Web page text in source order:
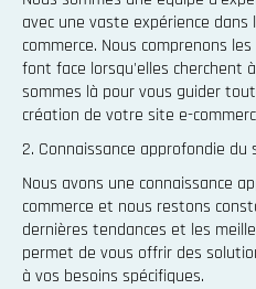
avec une vaste expérience
commerce. Nous comprenons
font face lorsqu'elles cherchent
sommes là pour vous guider
création de votre site e-
2. Connaissance approfondie du
Nous avons une connaissance
commerce et nous restons
dernières tendances et les
permet de vous offrir des
à vos besoins spécifiques.